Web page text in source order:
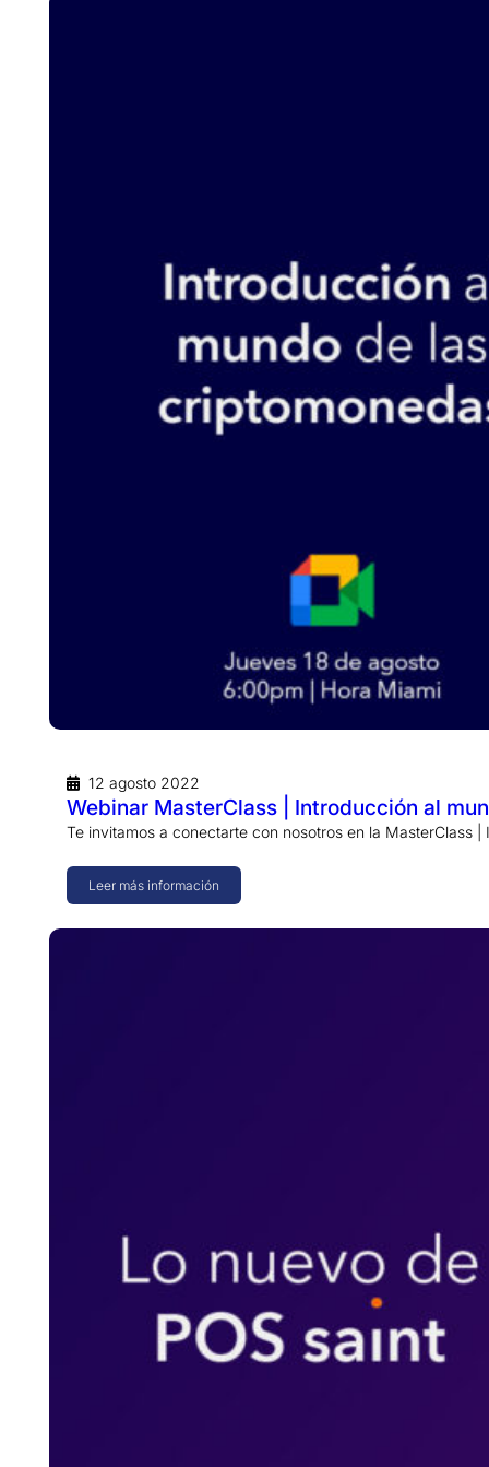
12 agosto 2022
Webinar MasterClass | Introducción al
Te invitamos a conectarte con nosotros en la MasterClass
Leer más información